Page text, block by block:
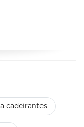
cadeirantes